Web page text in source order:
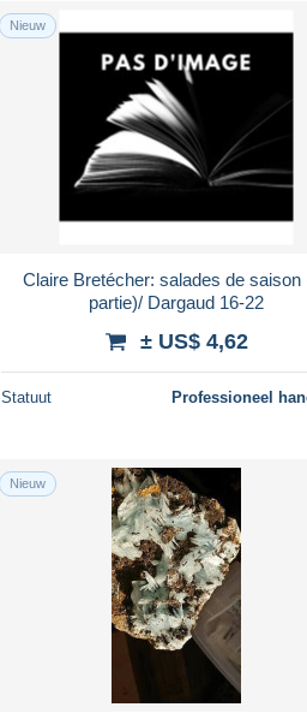
Nieuw
Claire Bretécher: salades de saison
partie)/ Dargaud 16-22
± US$ 4,62
Statuut Professioneel
Nieuw